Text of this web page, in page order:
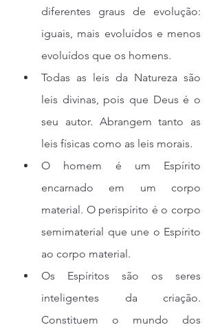
diferentes graus de evolução:
iguais, mais evoluídos e menos
evoluídos que os homens.
Todas as leis da Natureza são
leis divinas, pois que Deus é o
seu autor. Abrangem tanto as
leis físicas como as leis morais.
O homem é um Espírito
encarnado em um corpo
material. O perispírito é o corpo
semimaterial que une o Espírito
ao corpo material.
Os Espíritos são os seres
inteligentes da criação.
Constituem o mundo dos